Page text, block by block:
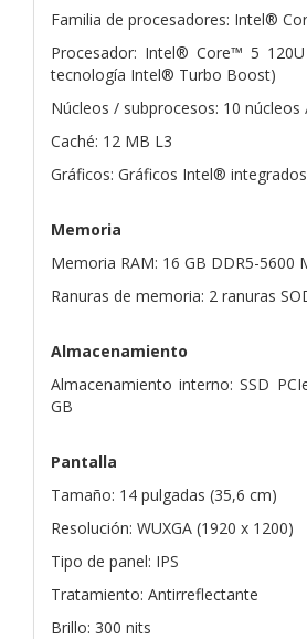
Familia de procesadores: Intel®
Procesador: Intel® Core™ 5
tecnología Intel® Turbo Boost)
Núcleos / subprocesos: 10 núcleos
Caché: 12 MB L3
Gráficos: Gráficos Intel® integrados
Memoria
Memoria RAM: 16 GB DDR5-5600
Ranuras de memoria: 2 ranuras
Almacenamiento
Almacenamiento interno: SSD
GB
Pantalla
Tamaño: 14 pulgadas (35,6 cm)
Resolución: WUXGA (1920 x 1200)
Tipo de panel: IPS
Tratamiento: Antirreflectante
Brillo: 300 nits